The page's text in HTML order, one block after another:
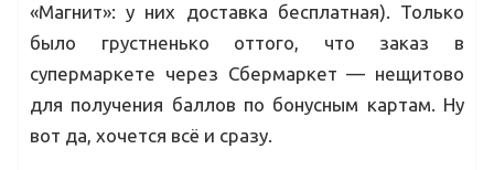
«Магнит»: у них доставка бесплатная). Только
было грустненько оттого, что заказ в
супермаркете через Сбермаркет — нещитово
для получения баллов по бонусным картам. Ну
вот да, хочется всё и сразу.